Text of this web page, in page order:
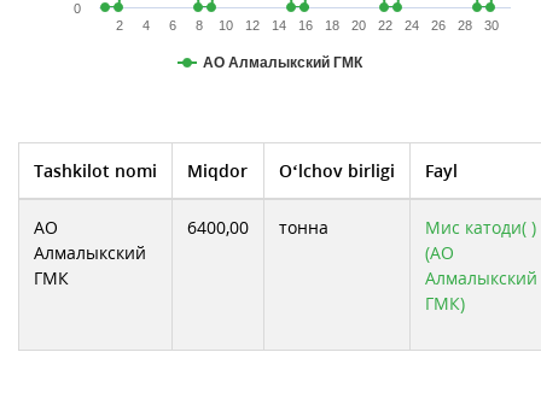
АО Алмалыкский ГМК
2 4 6 8 10 12 14 16 18 20 22 24 26 28 30
0
Tashkilot nomi Miqdor O‘lchov birligi Fayl
АО
Алмалыкский
ГМК
6400,00 тонна
Мис катоди( )
(АО
Алмалыкский
ГМК)